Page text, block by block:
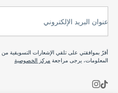
عنوان البريد الإلكتروني
أقرّ بموافقتي على تلقي الإشعارات التسويقية
المعلومات، يرجى مراجعة مركز الخصوصية